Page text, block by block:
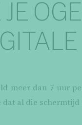
JE
meer dan 7 uur
al die